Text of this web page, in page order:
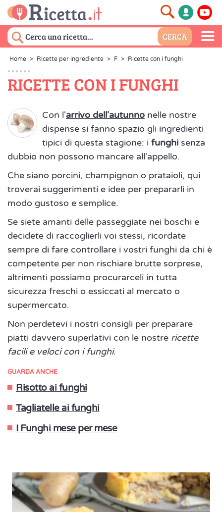
Home > Ricette per ingrediente > F > Ricette con i funghi
RICETTE CON I FUNGHI
Con l'arrivo dell'autunno nelle nostre
dispense si fanno spazio gli ingredienti
tipici di questa stagione: i funghi senza
dubbio non possono mancare all'appello.
Che siano porcini, champignon o prataioli, qui
troverai suggerimenti e idee per prepararli in
modo gustoso e semplice.
Se siete amanti delle passeggiate nei boschi e
decidete di raccoglierli voi stessi, ricordate
sempre di fare controllare i vostri funghi da chi è
competente per non rischiare brutte sorprese,
altrimenti possiamo procurarceli in tutta
sicurezza freschi o essiccati al mercato o
supermercato.
Non perdetevi i nostri consigli per preparare
piatti davvero superlativi con le nostre ricette
facili e veloci con i funghi.
GUARDA ANCHE
Risotto ai funghi
Tagliatelle ai funghi
I Funghi mese per mese